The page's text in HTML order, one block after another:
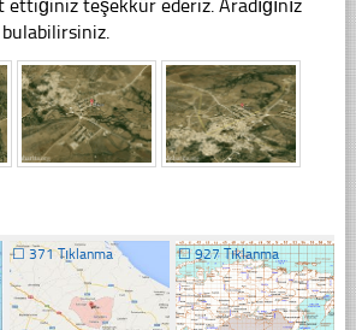
teşekkür ederiz. Aradığınız
☐371 Tıklanma ☐927 Tıklanma